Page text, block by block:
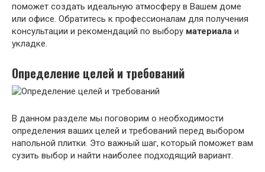
поможет создать идеальную атмосферу в Вашем доме
или офисе. Обратитесь к профессионалам для получения
консультации и рекомендаций по выбору материала и
укладке.
Определение целей и требований
В данном разделе мы поговорим о необходимости
определения ваших целей и требований перед выбором
напольной плитки. Это важный шаг, который поможет вам
сузить выбор и найти наиболее подходящий вариант.